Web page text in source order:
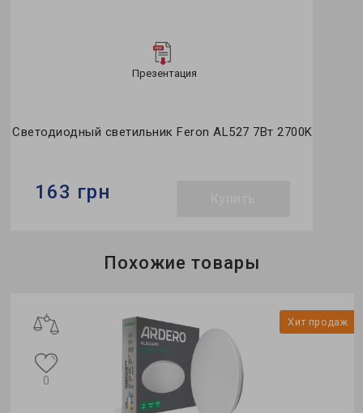
Презентация
Светодиодный светильник Feron AL527 7Вт 2700K
163 грн
Похожие товары
Хит продаж
0